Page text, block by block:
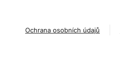
Ochrana osobních údajů